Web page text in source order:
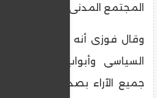
المجتمع المدنى.
وقال فوزى أنه سيتم وضع
السياسى وأبواب الحكومة
جميع الآراء بصدر رحب، وأضاف: